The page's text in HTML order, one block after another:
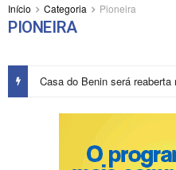
Início Categoria Pioneira
PIONEIRA
Casa do Benin será